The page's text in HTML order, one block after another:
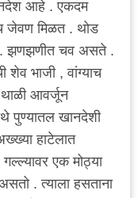
आहे . एकदम
जेवण मिळत . थोड
झणझणीत चव असते .
शेव भाजी , वांग्याच
आवर्जून
पुण्यातल खानदेशी
हाटेलात
एक मोठ्या
. त्याला हसताना